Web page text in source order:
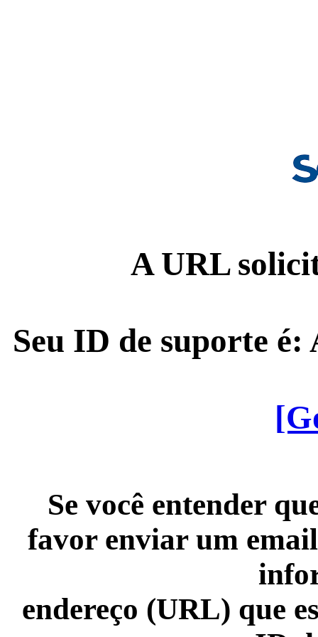
A URL
Seu ID de suporte é:
Se você entender
favor enviar um
endereço (URL) que